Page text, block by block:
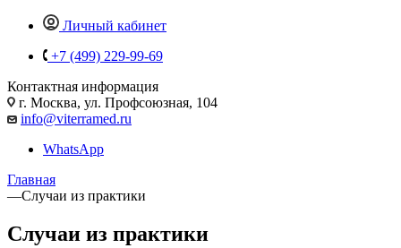
Личный кабинет
+7 (499) 229-99-69
Контактная информация
г. Москва, ул. Профсоюзная, 104
info@viterramed.ru
WhatsApp
Главная
—Случаи из практики
Случаи из практики